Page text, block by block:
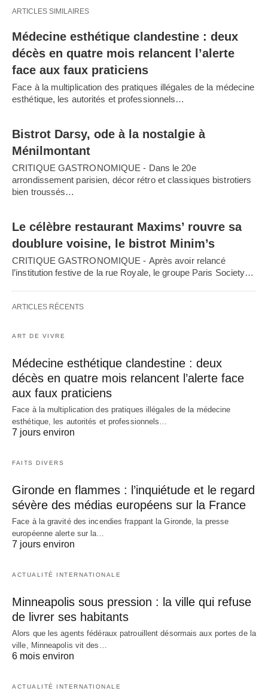
ARTICLES SIMILAIRES
Médecine esthétique clandestine : deux
décès en quatre mois relancent l’alerte
face aux faux praticiens
Face à la multiplication des pratiques illégales de la médecine
esthétique, les autorités et professionnels…
Bistrot Darsy, ode à la nostalgie à
Ménilmontant
CRITIQUE GASTRONOMIQUE - Dans le 20e
arrondissement parisien, décor rétro et classiques bistrotiers
bien troussés…
Le célèbre restaurant Maxims’ rouvre sa
doublure voisine, le bistrot Minim’s
CRITIQUE GASTRONOMIQUE - Après avoir relancé
l’institution festive de la rue Royale, le groupe Paris Society…
ARTICLES RÉCENTS
ART DE VIVRE
Médecine esthétique clandestine : deux
décès en quatre mois relancent l’alerte face
aux faux praticiens
Face à la multiplication des pratiques illégales de la médecine
esthétique, les autorités et professionnels…
7 jours environ
FAITS DIVERS
Gironde en flammes : l’inquiétude et le regard
sévère des médias européens sur la France
Face à la gravité des incendies frappant la Gironde, la presse
européenne alerte sur la…
7 jours environ
ACTUALITÉ INTERNATIONALE
Minneapolis sous pression : la ville qui refuse
de livrer ses habitants
Alors que les agents fédéraux patrouillent désormais aux portes de la
ville, Minneapolis vit des…
6 mois environ
ACTUALITÉ INTERNATIONALE